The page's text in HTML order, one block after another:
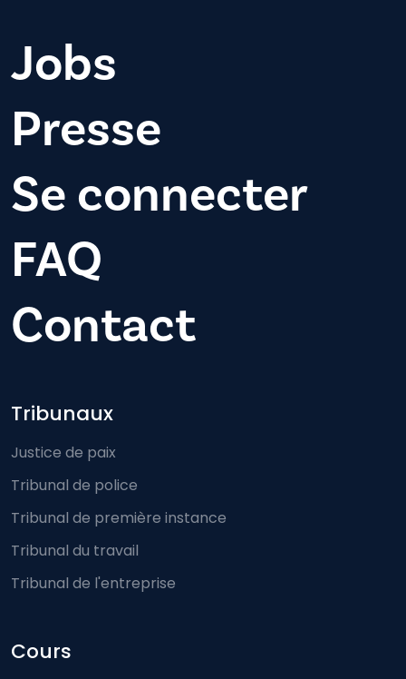
Jobs
Presse
Se connecter
FAQ
Contact
Footer-menu
Tribunaux
Justice de paix
Tribunal de police
Tribunal de première instance
Tribunal du travail
Tribunal de l'entreprise
Cours